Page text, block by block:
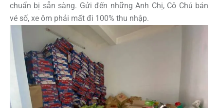
chuẩn bị sẵn sàng. Gửi đến những Anh Chị, Cô Chú bán
vé số, xe ôm phải mất đi 100% thu nhập.